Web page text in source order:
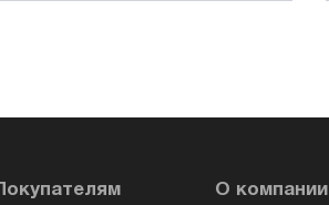
Покупателям О компании